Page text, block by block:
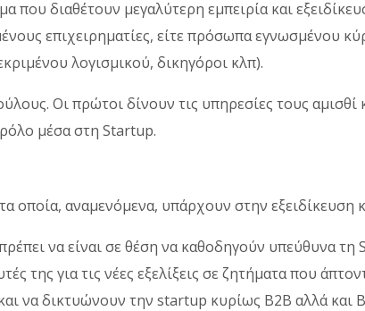
που διαθέτουν μεγαλύτερη εμπειρία και
επιχειρηματίες, είτε πρόσωπα εγνωσμένου
λογισμικού, δικηγόροι κλπ).
Οι πρώτοι δίνουν τις υπηρεσίες τους αμισθί
μέσα στη Startup.
οποία, αναμενόμενα, υπάρχουν στην εξειδίκευση
να είναι σε θέση να καθοδηγούν υπεύθυνα τη
της για τις νέες εξελίξεις σε ζητήματα που
να δικτυώνουν την startup κυρίως B2B αλλά και